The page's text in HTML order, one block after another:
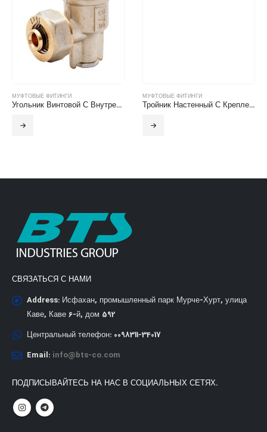
МУФТОВЫЕ ФИТИНГИ
Угольник Винтовой С Внутренней Резьбой
МУФТОВЫЕ ФИТИНГИ
Тройник Настенный С Креплением Винтовой И С Внутренней Резьбой
СВЯЗАТЬСЯ С НАМИ
Address: Исфахан, промышленный парк Мурче-Хурт, улица
Каве, Каве 6-й, дом 592
Центральный телефон: 0098311-34017
Email: info@bts-co.com
ПОДПИСЫВАЙТЕСЬ НА НАС В СОЦИАЛЬНЫХ СЕТЯХ.